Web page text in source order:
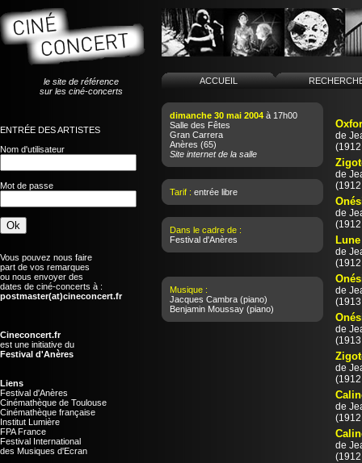
le site de référence
sur les ciné-concerts
ENTRÉE DES ARTISTES
Nom d'utilisateur
Mot de passe
Vous pouvez nous faire
part de vos remarques
ou nous envoyer des
dates de ciné-concerts à :
postmaster(at)cineconcert.fr
Cineconcert.fr
est une initiative du
Festival d'Anères
Liens
Festival d'Anères
Cinémathèque de Toulouse
Cinémathèque française
Institut Lumière
FPA France
Festival International
des Musiques d'Ecran
ACCUEIL
dimanche 30 mai 2004 à 17h00
Salle des Fêtes
Gran Carrera
Anères (65)
Site internet de la salle
Tarif : entrée libre
Dans le cadre de :
Festival d'Anères
Musique :
Jacques Cambra (piano)
Benjamin Moussay (piano)
de
de
de
de
de
de
de
de
de